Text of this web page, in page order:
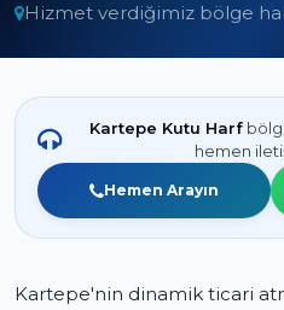
Hizmet verdiğimiz bölge
Kartepe Kutu Harf
hemen
Hemen Arayın
Kartepe'nin dinamik ticari